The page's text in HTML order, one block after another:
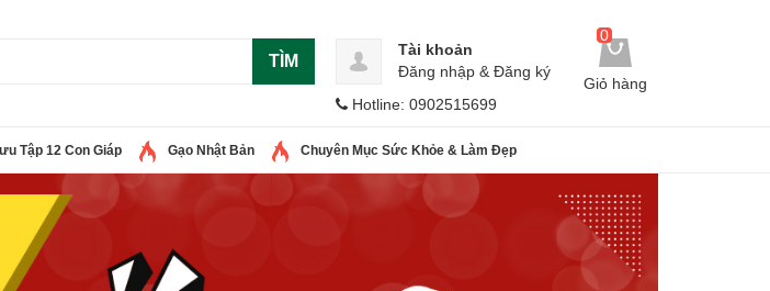
TÌM
0
Giỏ hàng
Tài khoản
Đăng nhập & Đăng ký
Hotline: 0902515699
Tập 12 Con Giáp Gạo Nhật Bản Chuyên Mục Sức Khỏe & Làm Đẹp